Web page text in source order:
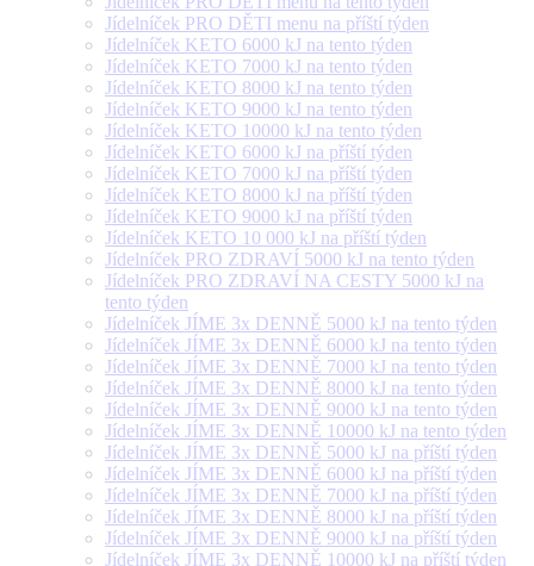
Jídelníček PRO DĚTI menu na příští týden
Jídelníček KETO 6000 kJ na tento týden
Jídelníček KETO 7000 kJ na tento týden
Jídelníček KETO 8000 kJ na tento týden
Jídelníček KETO 9000 kJ na tento týden
Jídelníček KETO 10000 kJ na tento týden
Jídelníček KETO 6000 kJ na příští týden
Jídelníček KETO 7000 kJ na příští týden
Jídelníček KETO 8000 kJ na příští týden
Jídelníček KETO 9000 kJ na příští týden
Jídelníček KETO 10 000 kJ na příští týden
Jídelníček PRO ZDRAVÍ 5000 kJ na tento týden
Jídelníček PRO ZDRAVÍ NA CESTY 5000 kJ na
tento týden
Jídelníček JÍME 3x DENNĚ 5000 kJ na tento týden
Jídelníček JÍME 3x DENNĚ 6000 kJ na tento týden
Jídelníček JÍME 3x DENNĚ 7000 kJ na tento týden
Jídelníček JÍME 3x DENNĚ 8000 kJ na tento týden
Jídelníček JÍME 3x DENNĚ 9000 kJ na tento týden
Jídelníček JÍME 3x DENNĚ 10000 kJ na tento týden
Jídelníček JÍME 3x DENNĚ 5000 kJ na příští týden
Jídelníček JÍME 3x DENNĚ 6000 kJ na příští týden
Jídelníček JÍME 3x DENNĚ 7000 kJ na příští týden
Jídelníček JÍME 3x DENNĚ 8000 kJ na příští týden
Jídelníček JÍME 3x DENNĚ 9000 kJ na příští týden
Jídelníček JÍME 3x DENNĚ 10000 kJ na příští týden